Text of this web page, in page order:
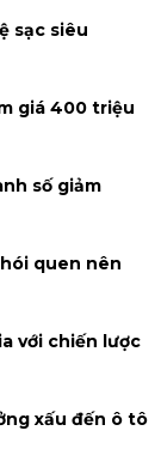
sạc siêu
giá 400 triệu
số giảm
quen nên
với chiến lược
xấu đến ô tô